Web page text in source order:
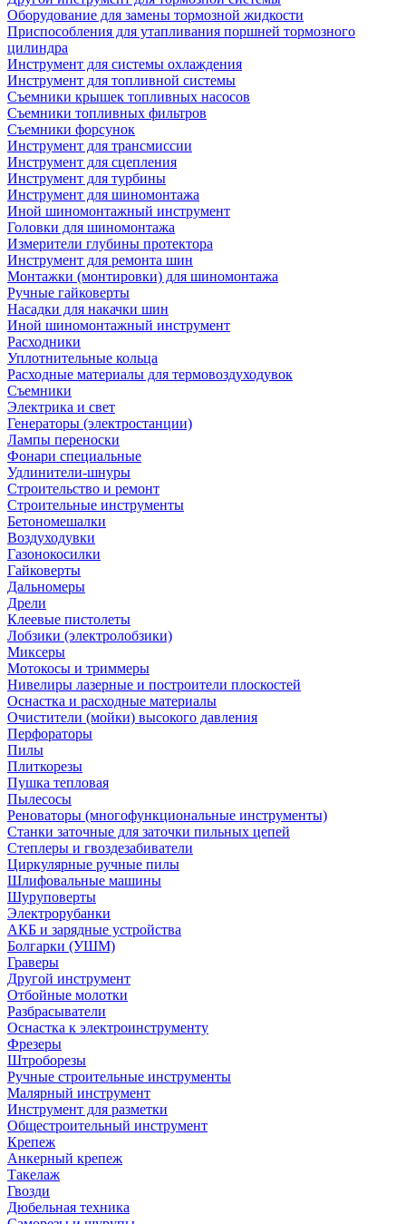
Оборудование для замены тормозной жидкости
Приспособления для утапливания поршней тормозного
цилиндра
Инструмент для системы охлаждения
Инструмент для топливной системы
Съемники крышек топливных насосов
Съемники топливных фильтров
Съемники форсунок
Инструмент для трансмиссии
Инструмент для сцепления
Инструмент для турбины
Инструмент для шиномонтажа
Иной шиномонтажный инструмент
Головки для шиномонтажа
Измерители глубины протектора
Инструмент для ремонта шин
Монтажки (монтировки) для шиномонтажа
Ручные гайковерты
Насадки для накачки шин
Иной шиномонтажный инструмент
Расходники
Уплотнительные кольца
Расходные материалы для термовоздуходувок
Съемники
Электрика и свет
Генераторы (электростанции)
Лампы переноски
Фонари специальные
Удлинители-шнуры
Строительство и ремонт
Строительные инструменты
Бетономешалки
Воздуходувки
Газонокосилки
Гайковерты
Дальномеры
Дрели
Клеевые пистолеты
Лобзики (электролобзики)
Миксеры
Мотокосы и триммеры
Нивелиры лазерные и построители плоскостей
Оснастка и расходные материалы
Очистители (мойки) высокого давления
Перфораторы
Пилы
Плиткорезы
Пушка тепловая
Пылесосы
Реноваторы (многофункциональные инструменты)
Станки заточные для заточки пильных цепей
Степлеры и гвоздезабиватели
Циркулярные ручные пилы
Шлифовальные машины
Шуруповерты
Электрорубанки
АКБ и зарядные устройства
Болгарки (УШМ)
Граверы
Другой инструмент
Отбойные молотки
Разбрасыватели
Оснастка к электроинструменту
Фрезеры
Штроборезы
Ручные строительные инструменты
Малярный инструмент
Инструмент для разметки
Общестроительный инструмент
Крепеж
Анкерный крепеж
Такелаж
Гвозди
Дюбельная техника